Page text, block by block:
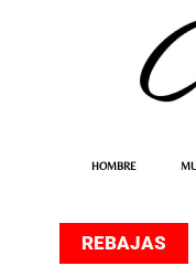
HOMBRE
REBAJAS